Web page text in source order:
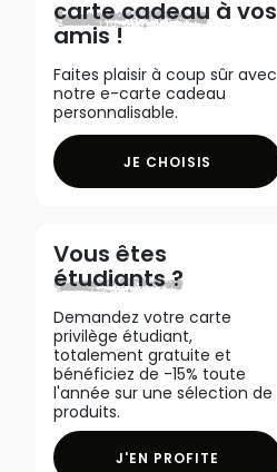
carte cadeau à vos
amis !
Faites plaisir à coup sûr avec
notre e-carte cadeau
personnalisable.
JE CHOISIS
Vous êtes
étudiants ?
Demandez votre carte
privilège étudiant,
totalement gratuite et
bénéficiez de -15% toute
l'année sur une sélection de
produits.
J'EN PROFITE